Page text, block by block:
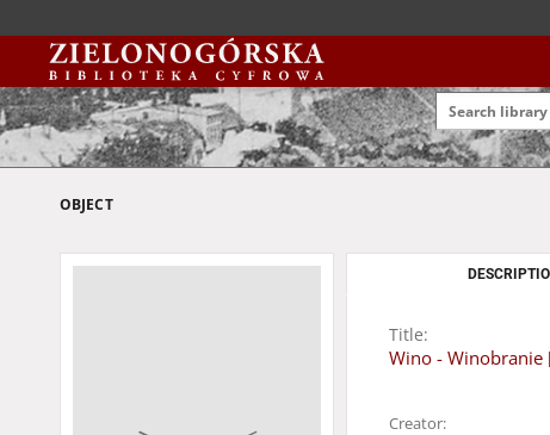
OBJECT
Title:
Wino - Winobranie
Creator: